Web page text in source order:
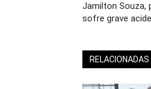
Jamilton Souza,
sofre grave
RELACIONADAS